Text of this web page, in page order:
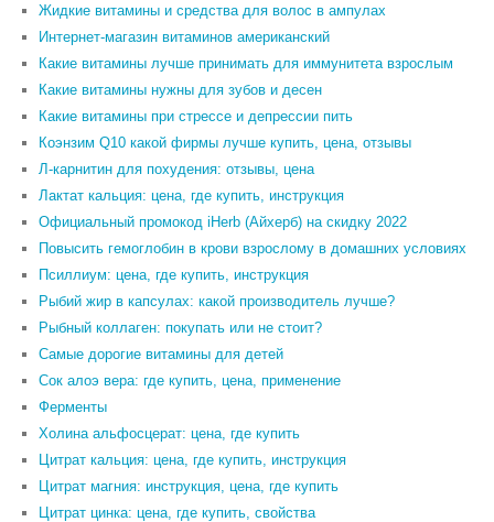
Жидкие витамины и средства для волос в ампулах
Интернет-магазин витаминов американский
Какие витамины лучше принимать для иммунитета взрослым
Какие витамины нужны для зубов и десен
Какие витамины при стрессе и депрессии пить
Коэнзим Q10 какой фирмы лучше купить, цена, отзывы
Л-карнитин для похудения: отзывы, цена
Лактат кальция: цена, где купить, инструкция
Официальный промокод iHerb (Айхерб) на скидку 2022
Повысить гемоглобин в крови взрослому в домашних условиях
Псиллиум: цена, где купить, инструкция
Рыбий жир в капсулах: какой производитель лучше?
Рыбный коллаген: покупать или не стоит?
Самые дорогие витамины для детей
Сок алоэ вера: где купить, цена, применение
Ферменты
Холина альфосцерат: цена, где купить
Цитрат кальция: цена, где купить, инструкция
Цитрат магния: инструкция, цена, где купить
Цитрат цинка: цена, где купить, свойства